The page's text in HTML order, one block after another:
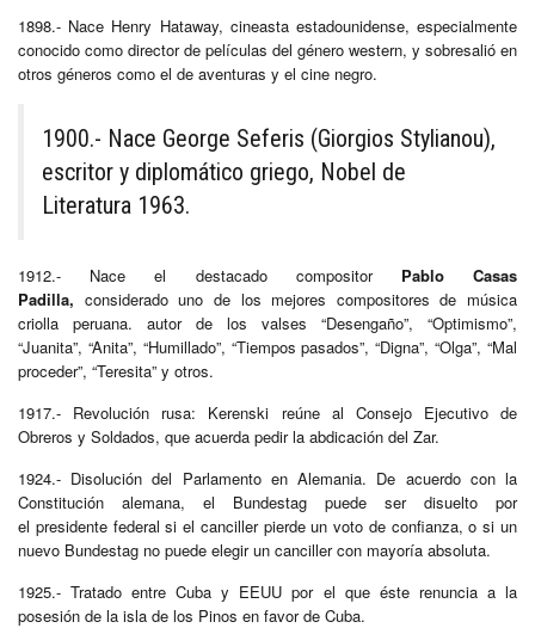
1898.- Nace Henry Hataway, cineasta estadounidense, especialmente
conocido como director de películas del género western, y sobresalió en
otros géneros como el de aventuras y el cine negro.
1900.- Nace George Seferis (Giorgios Stylianou),
escritor y diplomático griego, Nobel de
Literatura 1963.
1912.- Nace el destacado compositor Pablo Casas
Padilla, considerado uno de los mejores compositores de música
criolla peruana. autor de los valses “Desengaño”, “Optimismo”,
“Juanita”, “Anita”, “Humillado”, “Tiempos pasados”, “Digna”, “Olga”, “Mal
proceder”, “Teresita” y otros.
1917.- Revolución rusa: Kerenski reúne al Consejo Ejecutivo de
Obreros y Soldados, que acuerda pedir la abdicación del Zar.
1924.- Disolución del Parlamento en Alemania. De acuerdo con la
Constitución alemana, el Bundestag puede ser disuelto por
el presidente federal si el canciller pierde un voto de confianza, o si un
nuevo Bundestag no puede elegir un canciller con mayoría absoluta.
1925.- Tratado entre Cuba y EEUU por el que éste renuncia a la
posesión de la isla de los Pinos en favor de Cuba.